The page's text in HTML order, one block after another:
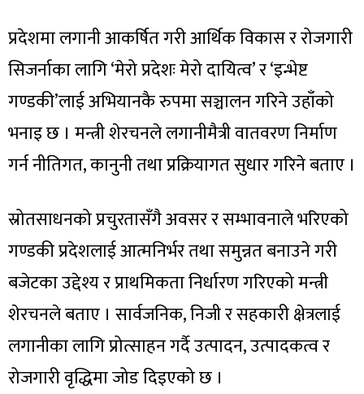
प्रदेशमा लगानी आकर्षित गरी आर्थिक विकास र रोजगारी
सिजर्नाका लागि ‘मेरो प्रदेशः मेरो दायित्व’ र ‘इन्भेष्ट
गण्डकी’लाई अभियानकै रुपमा सञ्चालन गरिने उहाँको
भनाइ छ । मन्त्री शेरचनले लगानीमैत्री वातवरण निर्माण
गर्न नीतिगत, कानुनी तथा प्रक्रियागत सुधार गरिने बताए ।
स्रोतसाधनको प्रचुरतासँगै अवसर र सम्भावनाले भरिएको
गण्डकी प्रदेशलाई आत्मनिर्भर तथा समुन्नत बनाउने गरी
बजेटका उद्देश्य र प्राथमिकता निर्धारण गरिएको मन्त्री
शेरचनले बताए । सार्वजनिक, निजी र सहकारी क्षेत्रलाई
लगानीका लागि प्रोत्साहन गर्दै उत्पादन, उत्पादकत्व र
रोजगारी वृद्धिमा जोड दिइएको छ ।